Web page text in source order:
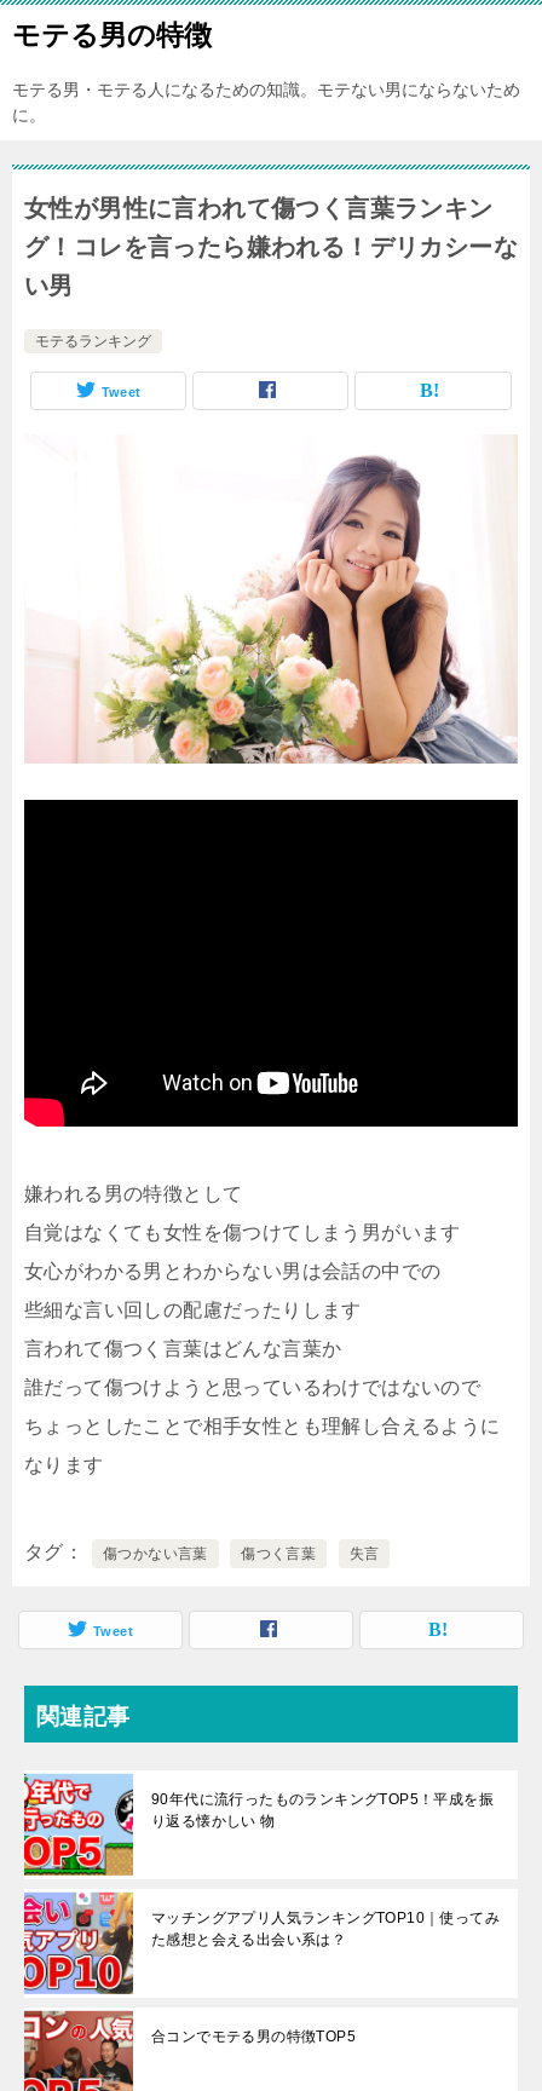
モテる男の特徴
モテる男・モテる人になるための知識。モテない男にならないため
に。
女性が男性に言われて傷つく言葉ランキン
グ！コレを言ったら嫌われる！デリカシーな
い男
モテるランキング
Tweet
嫌われる男の特徴として
自覚はなくても女性を傷つけてしまう男がいます
女心がわかる男とわからない男は会話の中での
些細な言い回しの配慮だったりします
言われて傷つく言葉はどんな言葉か
誰だって傷つけようと思っているわけではないので
ちょっとしたことで相手女性とも理解し合えるように
なります
タグ 傷つかない言葉 傷つく言葉 失言
Tweet
関連記事
90年代に流行ったものランキングTOP5！平成を振
り返る懐かしい 物
マッチングアプリ人気ランキングTOP10｜使ってみ
た感想と会える出会い系は？
合コンでモテる男の特徴TOP5